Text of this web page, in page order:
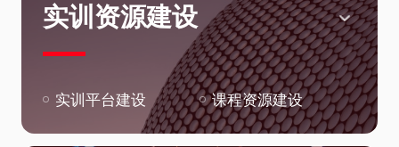
实训资源建设
实训平台建设 课程资源建设